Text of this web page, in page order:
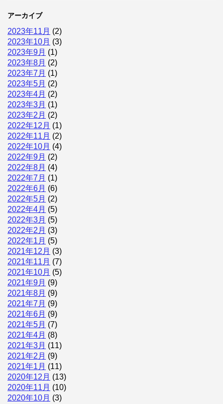
アーカイブ
2023年11月 (2)
2023年10月 (3)
2023年9月 (1)
2023年8月 (2)
2023年7月 (1)
2023年5月 (2)
2023年4月 (2)
2023年3月 (1)
2023年2月 (2)
2022年12月 (1)
2022年11月 (2)
2022年10月 (4)
2022年9月 (2)
2022年8月 (4)
2022年7月 (1)
2022年6月 (6)
2022年5月 (2)
2022年4月 (5)
2022年3月 (5)
2022年2月 (3)
2022年1月 (5)
2021年12月 (3)
2021年11月 (7)
2021年10月 (5)
2021年9月 (9)
2021年8月 (9)
2021年7月 (9)
2021年6月 (9)
2021年5月 (7)
2021年4月 (8)
2021年3月 (11)
2021年2月 (9)
2021年1月 (11)
2020年12月 (13)
2020年11月 (10)
2020年10月 (3)